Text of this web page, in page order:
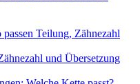
Teilung, Zähnezahl
und Übersetzung